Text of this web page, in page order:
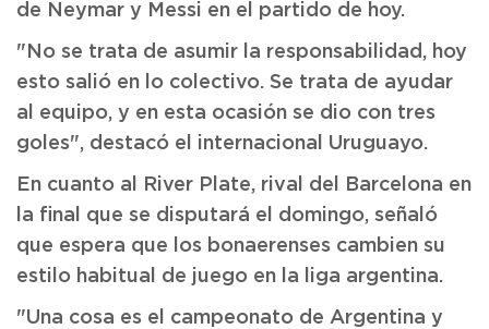
de Neymar y Messi en el partido de hoy.
"No se trata de asumir la responsabilidad, hoy
esto salió en lo colectivo. Se trata de ayudar
al equipo, y en esta ocasión se dio con tres
goles", destacó el internacional Uruguayo.
En cuanto al River Plate, rival del Barcelona en
la final que se disputará el domingo, señaló
que espera que los bonaerenses cambien su
estilo habitual de juego en la liga argentina.
"Una cosa es el campeonato de Argentina y